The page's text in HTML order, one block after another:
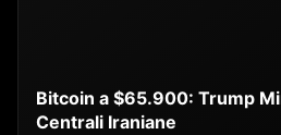
Bitcoin a $65.900: Trump
Centrali Iraniane